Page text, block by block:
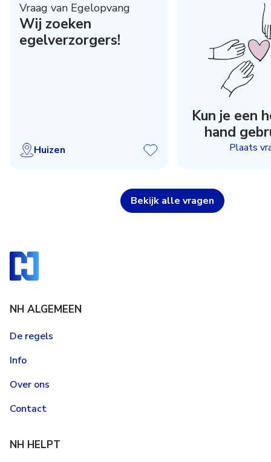
Vraag van Egelopvang
Wij zoeken
egelverzorgers!
Huizen
Kun je een
hand
Plaats
Bekijk alle vragen
NH ALGEMEEN
De regels
Info
Over ons
Contact
NH HELPT